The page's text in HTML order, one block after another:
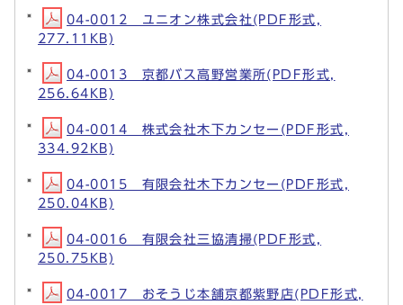
04-0012 ユニオン株式会社(PDF形式,
277.11KB)
04-0013 京都バス高野営業所(PDF形式,
256.64KB)
04-0014 株式会社木下カンセー(PDF形式,
334.92KB)
04-0015 有限会社木下カンセー(PDF形式,
250.04KB)
04-0016 有限会社三協清掃(PDF形式,
250.75KB)
04-0017 おそうじ本舗京都紫野店(PDF形式,